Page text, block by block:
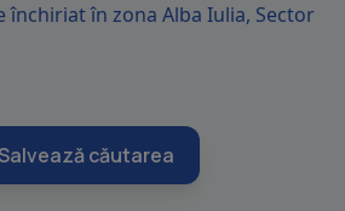
închiriat în zona Alba Iulia, Sector
Salvează căutarea